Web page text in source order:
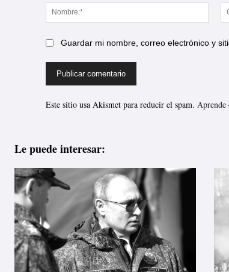
Guardar mi nombre, correo electrónico y
Este sitio usa Akismet para reducir el spam. Aprende
Le puede interesar: